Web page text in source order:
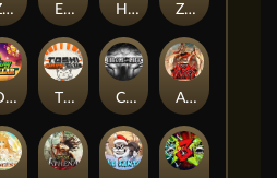
Ze Zeus Eye of Medusa Hot Ross Zeus Ze Zecond
Danny Dollar TOSHI WAYS CLUB CIRCLE OF LIFE ARMY OF ARES